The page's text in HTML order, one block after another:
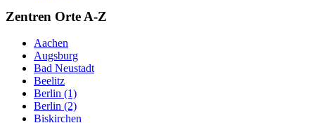
Zentren Orte A-Z
Aachen
Augsburg
Bad Neustadt
Beelitz
Berlin (1)
Berlin (2)
Biskirchen